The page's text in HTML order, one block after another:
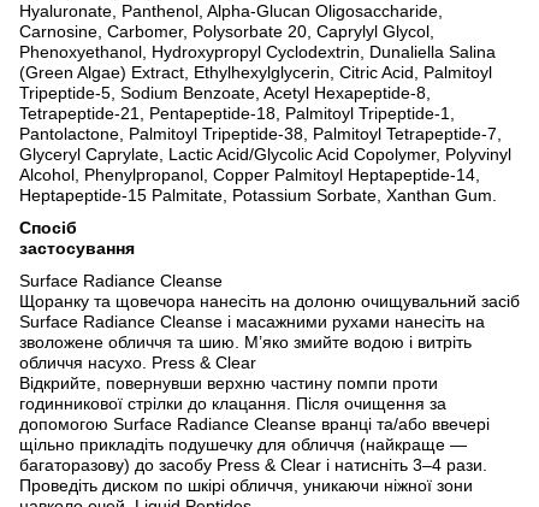
Hyaluronate, Panthenol, Alpha-Glucan Oligosaccharide,
Carnosine, Carbomer, Polysorbate 20, Caprylyl Glycol,
Phenoxyethanol, Hydroxypropyl Cyclodextrin, Dunaliella Salina
(Green Algae) Extract, Ethylhexylglycerin, Citric Acid, Palmitoyl
Tripeptide-5, Sodium Benzoate, Acetyl Hexapeptide-8,
Tetrapeptide-21, Pentapeptide-18, Palmitoyl Tripeptide-1,
Pantolactone, Palmitoyl Tripeptide-38, Palmitoyl Tetrapeptide-7,
Glyceryl Caprylate, Lactic Acid/Glycolic Acid Copolymer, Polyvinyl
Alcohol, Phenylpropanol, Copper Palmitoyl Heptapeptide-14,
Heptapeptide-15 Palmitate, Potassium Sorbate, Xanthan Gum.
Спосіб
застосування
Surface Radiance Cleanse
Щоранку та щовечора нанесіть на долоню очищувальний засіб
Surface Radiance Cleanse і масажними рухами нанесіть на
зволожене обличчя та шию. М’яко змийте водою і витріть
обличчя насухо. Press & Clear
Відкрийте, повернувши верхню частину помпи проти
годинникової стрілки до клацання. Після очищення за
допомогою Surface Radiance Cleanse вранці та/або ввечері
щільно прикладіть подушечку для обличчя (найкраще —
багаторазову) до засобу Press & Clear і натисніть 3–4 рази.
Проведіть диском по шкірі обличчя, уникаючи ніжної зони